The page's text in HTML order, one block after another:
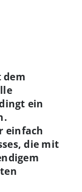
dem
ein
einfach
die mit